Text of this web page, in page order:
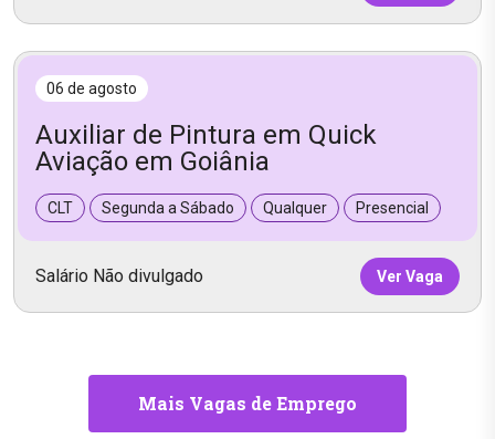
06 de agosto
Auxiliar de Pintura em Quick
Aviação em Goiânia
CLT Segunda a Sábado Qualquer Presencial
Salário Não divulgado Ver Vaga
Mais Vagas de Emprego